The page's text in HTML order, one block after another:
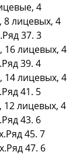
4
лицевых, 4
37. 3
лицевых, 4
39. 4
лицевых, 4
41. 5
лицевых, 4
43. 6
45. 7
47. 6